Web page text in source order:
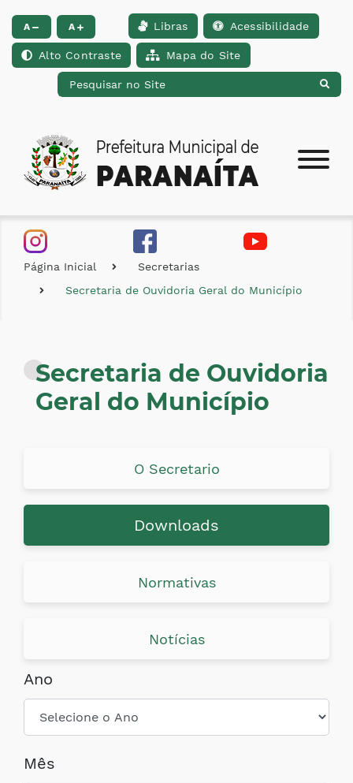
Ir para o conteúdo [alt+1] Ir para o menu [alt+2] Ir para a busca
A A Libras Acessibilidade
Alto Contraste Mapa do Site
Página Inicial
Secretarias
Secretaria de Ouvidoria Geral do Município
Secretaria de Ouvidoria
Geral do Município
O Secretario
Downloads
Normativas
Notícias
Ano
Mês